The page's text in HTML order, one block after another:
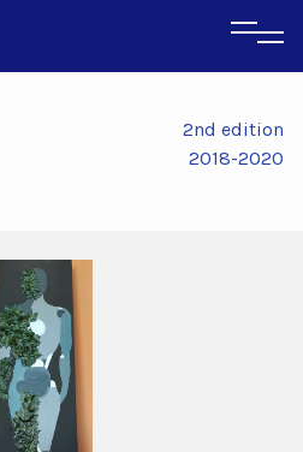
2nd edition
2018-2020